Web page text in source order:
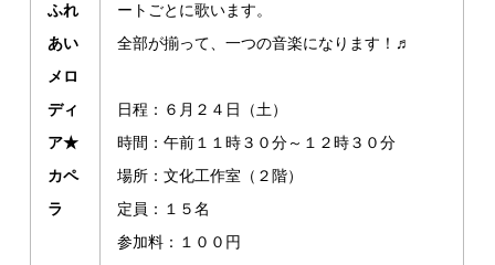
ふれ
あい
メロ
ディ
ア★
カペ
ラ
ートごとに歌います。
全部が揃って、一つの音楽になります！♬
日程：６月２４日（土）
時間：午前１１時３０分～１２時３０分
場所：文化工作室（２階）
定員：１５名
参加料：１００円